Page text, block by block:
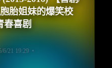
胎姐妹的爆笑校
春喜剧
6/21 19:29